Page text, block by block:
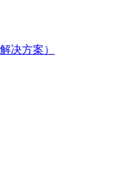
决方案）